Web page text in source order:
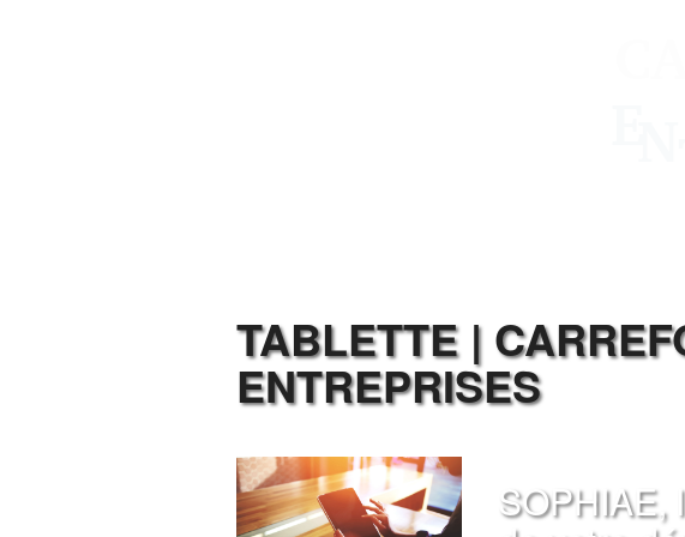
TABLETTE |
ENTREPRISES
SOPHIAE,